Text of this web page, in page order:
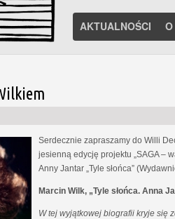
AKTUALNOŚCI
Serdecznie zapraszamy do Willi
jesienną edycję projektu „SAGA –
Anny Jantar „Tyle słońca”
Marcin Wilk, „Tyle słońca. Anna
W tej wyjątkowej biografii kryje się